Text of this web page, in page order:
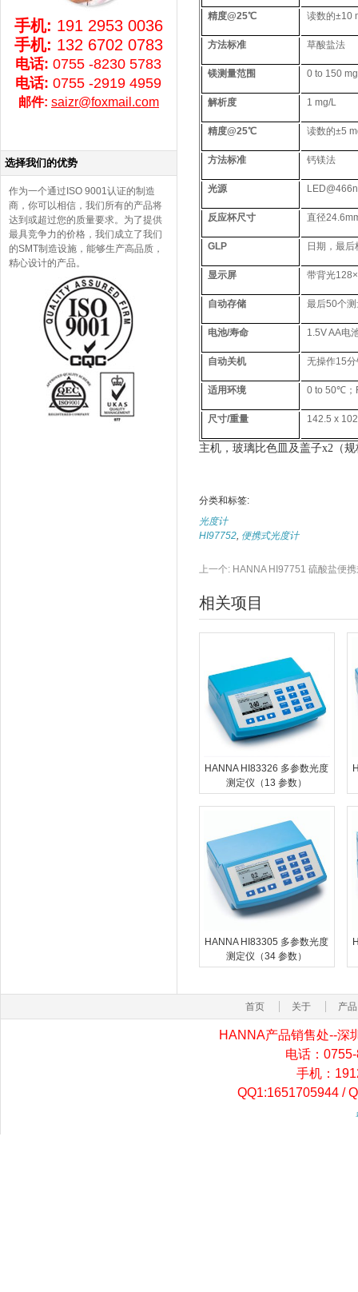
精度@25℃ 读数的±10
方法标准 草酸盐法
镁测量范围 0 to 150
解析度 1 mg/L
精度@25℃ 读数的±5
方法标准 钙镁法
光源
反应杯尺寸 直径
GLP 日期，最后
显示屏 带背光
自动存储 最后50个
电池/寿命 1.5V AA电
自动关机 无操作15
适用环境 0 to 50℃；
尺寸/重量 142.5 x
主机，玻璃比色皿及盖子x2（
分类和标签:
光度计
HI97752, 便携式光度计
上一个: HANNA HI97751 硫酸盐便
相关项目
HANNA HI83326 多参数光度
测定仪（13 参数）
HANNA HI83305 多参数光度
测定仪（34 参数）
手机: 191 2953 0036
手机: 132 6702 0783
电话:0755 -8230 5783
电话:0755 -2919 4959
邮件: saizr@foxmail.com
选择我们的优势
作为一个通过ISO 9001认证的制造
商，你可以相信，我们所有的产品将
达到或超过您的质量要求。为了提供
最具竞争力的价格，我们成立了我们
的SMT制造设施，能够生产高品质，
精心设计的产品。
首页 关于 产品
HANNA产品销售处--深
电话：
手机：
QQ1:1651705944 /